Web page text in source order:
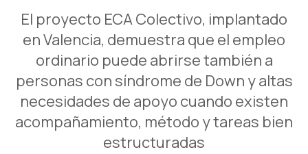
El proyecto ECA Colectivo, implantado
en Valencia, demuestra que el empleo
ordinario puede abrirse también a
personas con síndrome de Down y altas
necesidades de apoyo cuando existen
acompañamiento, método y tareas bien
estructuradas